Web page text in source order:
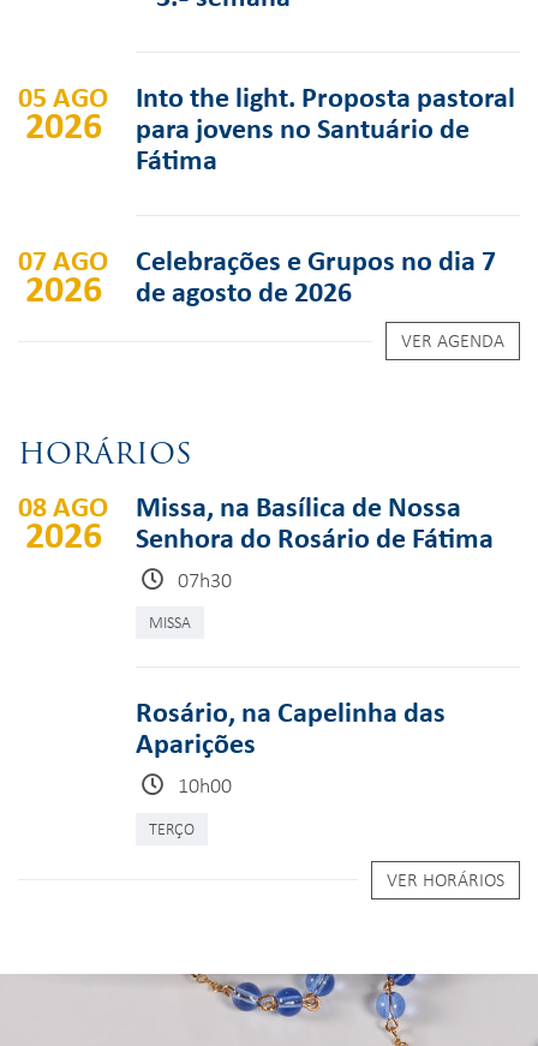
05 AGO
2026
Into the light. Proposta pastoral
para jovens no Santuário de
Fátima
07 AGO
2026
Celebrações e Grupos no dia 7
de agosto de 2026
VER AGENDA
HORÁRIOS
08 AGO
2026
Missa, na Basílica de Nossa
Senhora do Rosário de Fátima
07h30
MISSA
Rosário, na Capelinha das
Aparições
10h00
TERÇO
VER HORÁRIOS